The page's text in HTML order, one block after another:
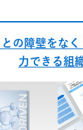
との障壁をな
力できる組